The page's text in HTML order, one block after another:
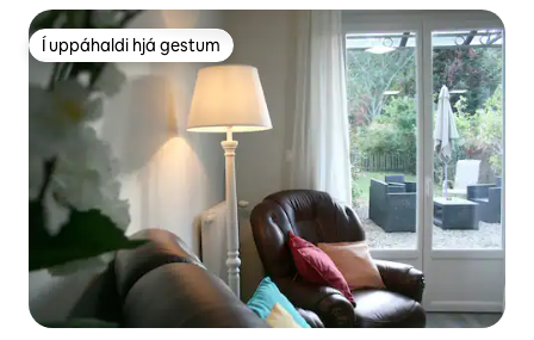
Í uppáhaldi hjá gestum
Í uppáhaldi hjá gestum